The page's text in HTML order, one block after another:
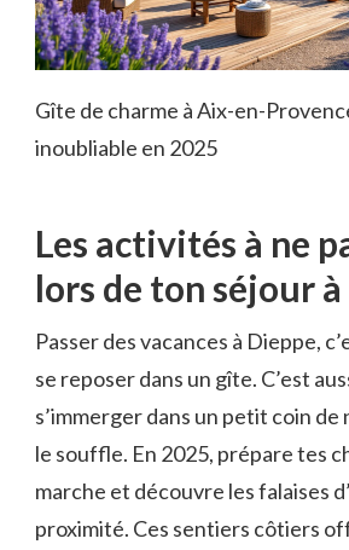
Gîte de charme à Aix-en-
inoubliable en 2025
Les activités à ne
lors de ton séjour
Passer des vacances à Dieppe,
se reposer dans un gîte. C’est
s’immerger dans un petit coin
le souffle. En 2025, prépare tes
marche et découvre les falaises
proximité. Ces sentiers côtiers